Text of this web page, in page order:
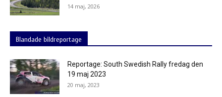
14 maj, 2026
Blandade bildreportage
Reportage: South Swedish Rally fredag den
19 maj 2023
20 maj, 2023